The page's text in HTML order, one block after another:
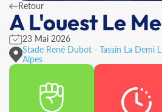
Retour
A L'ouest Le
23 Mai 2026
Stade René Dubot - Tassin La Demi
Alpes